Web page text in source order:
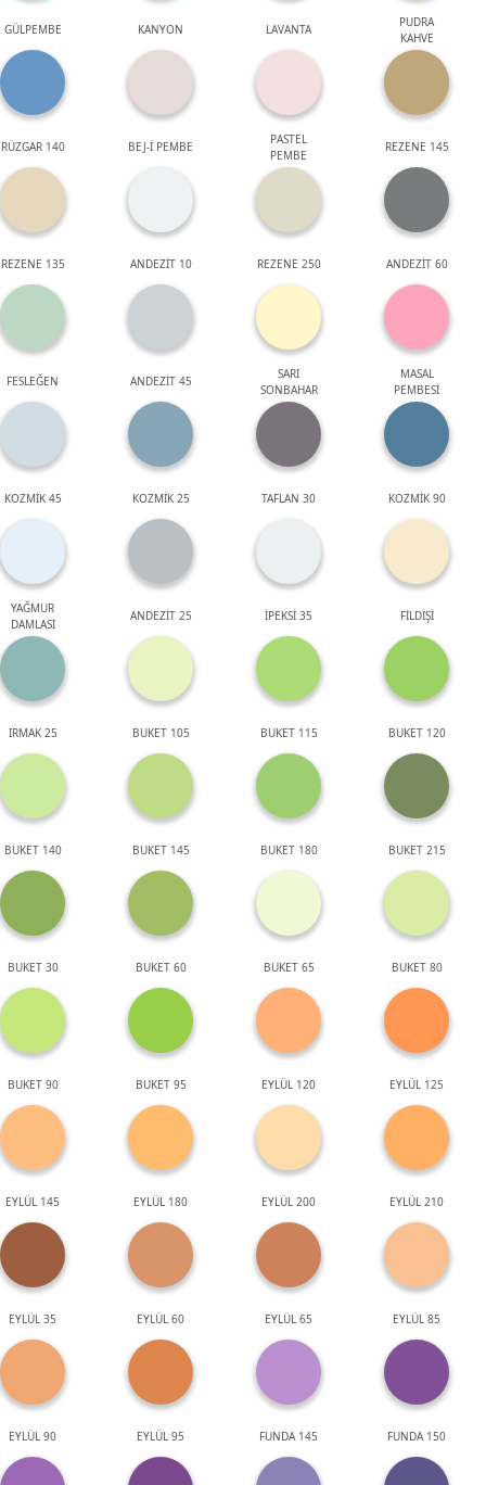
GÜLPEMBE KANYON LAVANTA
PUDRA
KAHVE
RÜZGAR 140 BEJ-İ PEMBE
PASTEL
PEMBE
REZENE 145
REZENE 135 ANDEZİT 10 REZENE 250 ANDEZİT 60
FESLEĞEN ANDEZİT 45
SARI
SONBAHAR
MASAL
PEMBESİ
KOZMİK 45 KOZMİK 25 TAFLAN 30 KOZMİK 90
YAĞMUR
DAMLASI
ANDEZİT 25 İPEKSİ 35 FİLDİŞİ
IRMAK 25 BUKET 105 BUKET 115 BUKET 120
BUKET 140 BUKET 145 BUKET 180 BUKET 215
BUKET 30 BUKET 60 BUKET 65 BUKET 80
BUKET 90 BUKET 95 EYLÜL 120 EYLÜL 125
EYLÜL 145 EYLÜL 180 EYLÜL 200 EYLÜL 210
EYLÜL 35 EYLÜL 60 EYLÜL 65 EYLÜL 85
EYLÜL 90 EYLÜL 95 FUNDA 145 FUNDA 150